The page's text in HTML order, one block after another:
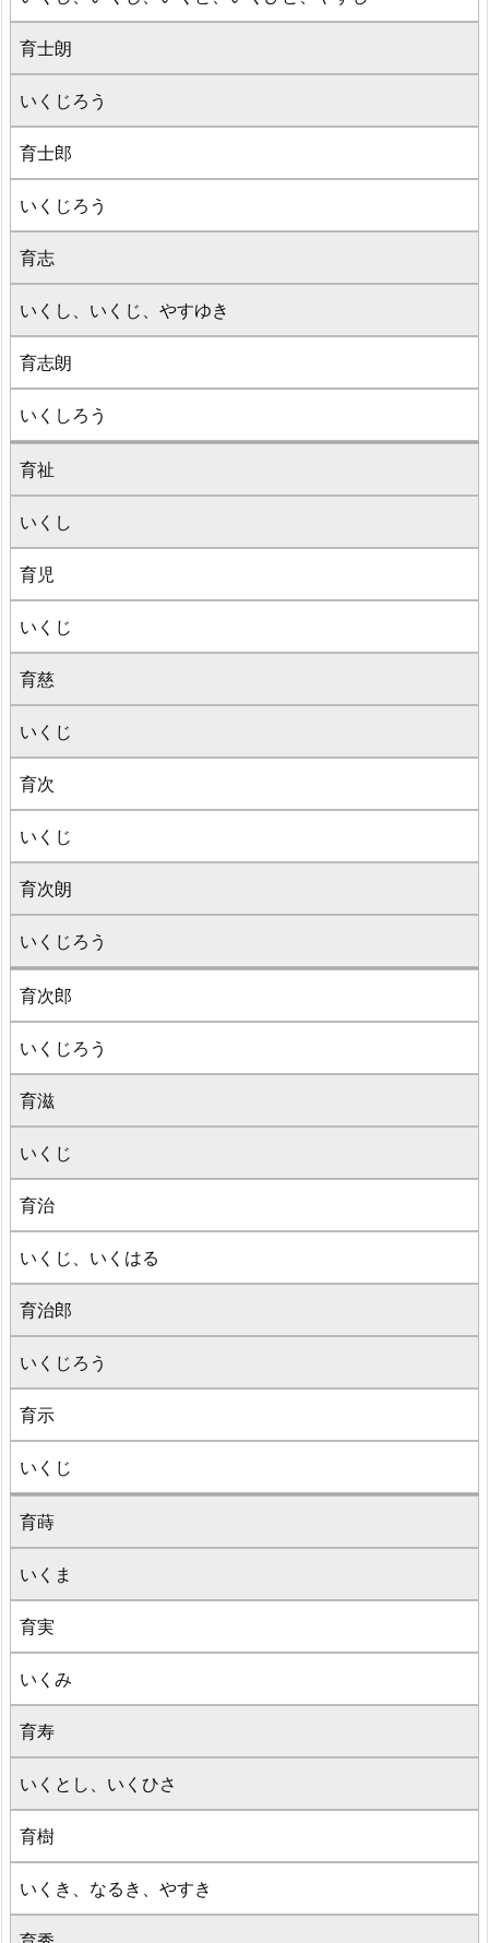
育士朗
いくじろう
育士郎
いくじろう
育志
いくし、いくじ、やすゆき
育志朗
いくしろう
育祉
いくし
育児
いくじ
育慈
いくじ
育次
いくじ
育次朗
いくじろう
育次郎
いくじろう
育滋
いくじ
育治
いくじ、いくはる
育治郎
いくじろう
育示
いくじ
育蒔
いくま
育実
いくみ
育寿
いくとし、いくひさ
育樹
いくき、なるき、やすき